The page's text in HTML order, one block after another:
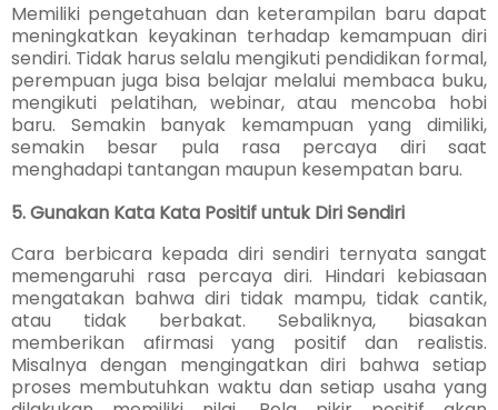
Memiliki pengetahuan dan keterampilan baru dapat
meningkatkan keyakinan terhadap kemampuan diri
sendiri. Tidak harus selalu mengikuti pendidikan formal,
perempuan juga bisa belajar melalui membaca buku,
mengikuti pelatihan, webinar, atau mencoba hobi
baru. Semakin banyak kemampuan yang dimiliki,
semakin besar pula rasa percaya diri saat
menghadapi tantangan maupun kesempatan baru.
5. Gunakan Kata Kata Positif untuk Diri Sendiri
Cara berbicara kepada diri sendiri ternyata sangat
memengaruhi rasa percaya diri. Hindari kebiasaan
mengatakan bahwa diri tidak mampu, tidak cantik,
atau tidak berbakat. Sebaliknya, biasakan
memberikan afirmasi yang positif dan realistis.
Misalnya dengan mengingatkan diri bahwa setiap
proses membutuhkan waktu dan setiap usaha yang